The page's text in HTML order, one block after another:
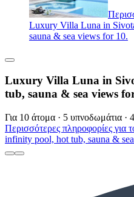
Luxury Villa Luna in
sauna & sea views for 10.
Luxury Villa Luna in
tub, sauna & sea views
Για 10 άτομα · 5 υπνοδωμάτια ·
Περισσότερες πληροφορίες
infinity pool, hot tub, sauna &